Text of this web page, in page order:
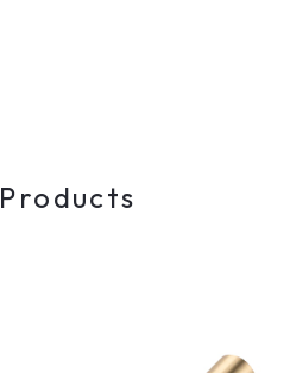
Products